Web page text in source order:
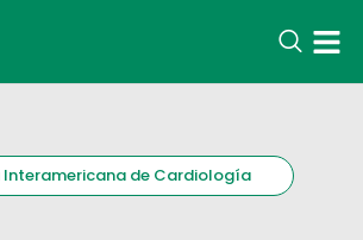
Interamericana de Cardiología